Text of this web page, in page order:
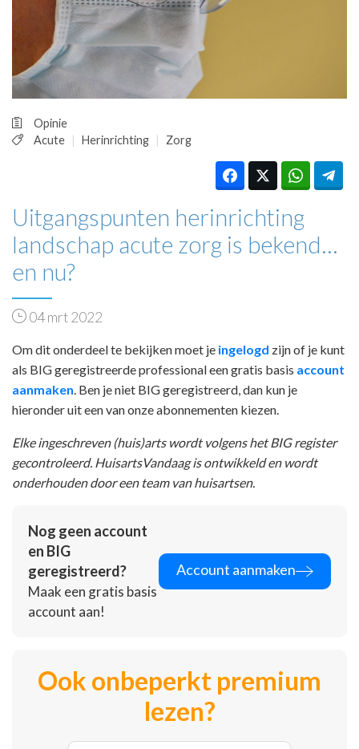
PRAKTIJKZAKEN
TARIEVEN
VPHUISARTSEN
MEDISCHE VAKHANDEL
REGISTRATIE
Opinie
Acute
Herinrichting Zorg
Uitgangspunten herinrichting
landschap acute zorg is bekend…
en nu?
04 mrt 2022
Om dit onderdeel te bekijken moet je ingelogd zijn of je kunt
als BIG geregistreerde professional een gratis basis account
aanmaken . Ben je niet BIG geregistreerd, dan kun je
hieronder uit een van onze abonnementen kiezen.
Elke ingeschreven (huis)arts wordt volgens het BIG register
gecontroleerd. HuisartsVandaag is ontwikkeld en wordt
onderhouden door een team van huisartsen.
Nog geen account
en BIG
geregistreerd?
Maak een gratis basis
account aan!
Account aanmaken
Ook onbeperkt premium
lezen?